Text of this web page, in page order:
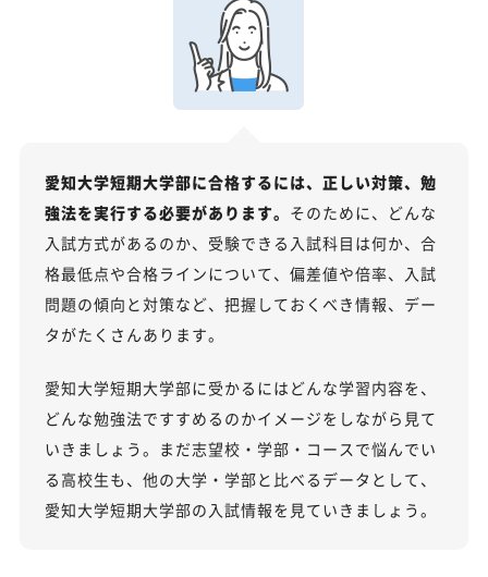
愛知大学短期大学部に合格するには、正しい対策、勉
強法を実行する必要があります。 そのために、どんな
入試方式があるのか、受験できる入試科目は何か、合
格最低点や合格ラインについて、偏差値や倍率、入試
問題の傾向と対策など、把握しておくべき情報、デー
タがたくさんあります。
愛知大学短期大学部に受かるにはどんな学習内容を、
どんな勉強法ですすめるのかイメージをしながら見て
いきましょう。まだ志望校・学部・コースで悩んでい
る高校生も、他の大学・学部と比べるデータとして、
愛知大学短期大学部の入試情報を見ていきましょう。